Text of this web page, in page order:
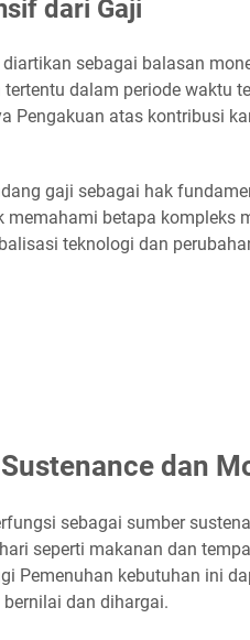
dari Gaji
sebagai balasan
dalam periode waktu
Pengakuan atas kontribusi
gaji sebagai hak
memahami betapa kompleks
teknologi dan
dan
sebagai sumber
seperti makanan dan
Pemenuhan kebutuhan ini
dan dihargai.